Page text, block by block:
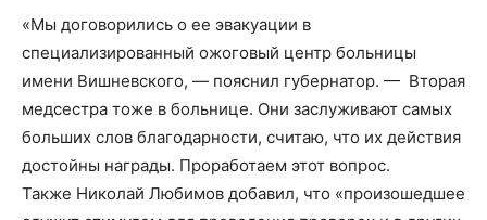
«Мы договорились о ее эвакуации в
специализированный ожоговый центр больницы
имени Вишневского, — пояснил губернатор. — Вторая
медсестра тоже в больнице. Они заслуживают самых
больших слов благодарности, считаю, что их действия
достойны награды. Проработаем этот вопрос.
Также Николай Любимов добавил, что «произошедшее